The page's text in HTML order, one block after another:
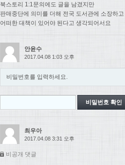
북스토리 1:1문의에도 글을 남겼지만
판매중단에 의미를 더해 전국 도서관에 소장하
어떠한 대책이 있어야 된다고 생각되어서요
안윤수
2017.04.08 1:03 오후
비밀번호를 입력하세요.
최우아
2017.04.08 3:31 오후
비공개 댓글